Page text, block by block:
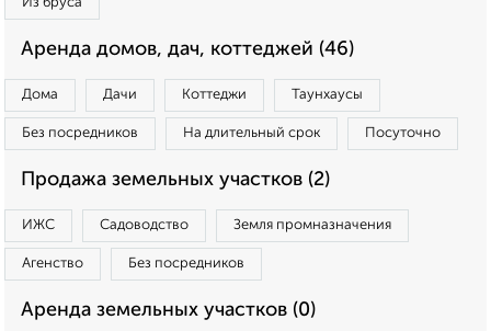
Аренда домов, дач, коттеджей (46)
Дома Дачи Коттеджи Таунхаусы
Без посредников На длительный срок Посуточно
Продажа земельных участков (2)
ИЖС Садоводство Земля промназначения
Агенство Без посредников
Аренда земельных участков (0)